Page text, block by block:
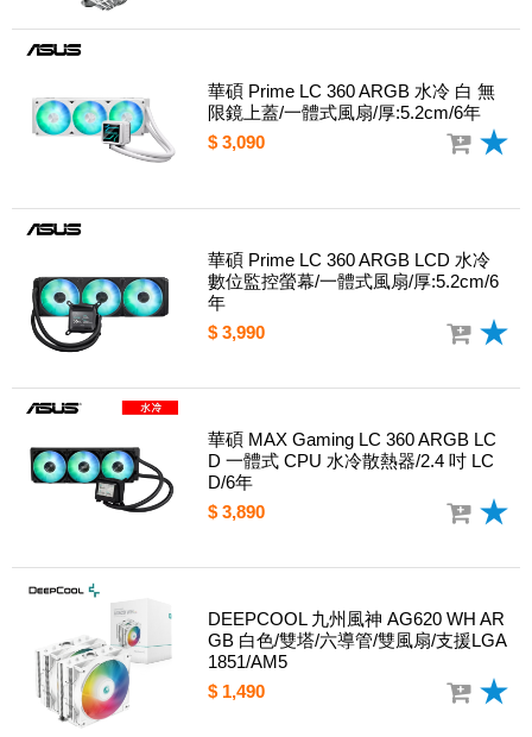
華碩 Prime LC 360 ARGB 水冷 白 無
限鏡上蓋/一體式風扇/厚:5.2cm/6年
$ 3,090
華碩 Prime LC 360 ARGB LCD 水冷
數位監控螢幕/一體式風扇/厚:5.2cm/6
年
$ 3,990
華碩 MAX Gaming LC 360 ARGB LC
D 一體式 CPU 水冷散熱器/2.4 吋 LC
D/6年
$ 3,890
DEEPCOOL 九州風神 AG620 WH AR
GB 白色/雙塔/六導管/雙風扇/支援LGA
1851/AM5
$ 1,490